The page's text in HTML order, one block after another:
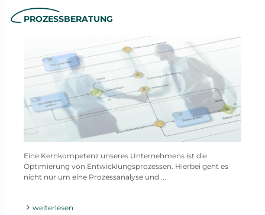
PROZESSBERATUNG
Eine Kernkompetenz unseres Unternehmens ist die
Optimierung von Entwicklungsprozessen. Hierbei geht es
nicht nur um eine Prozessanalyse und ...
weiterlesen